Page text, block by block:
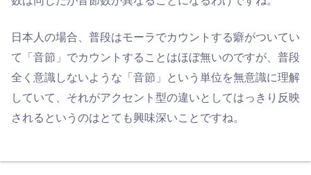
日本人の場合、普段はモーラでカウントする癖がついてい
て「音節」でカウントすることはほぼ無いのですが、普段
全く意識しないような「音節」という単位を無意識に理解
していて、それがアクセント型の違いとしてはっきり反映
されるというのはとても興味深いことですね。